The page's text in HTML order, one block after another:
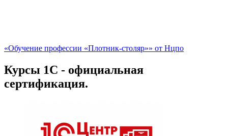
«Обучение профессии «Плотник-столяр»» от Нцпо
Курсы 1С - официальная
сертификация.